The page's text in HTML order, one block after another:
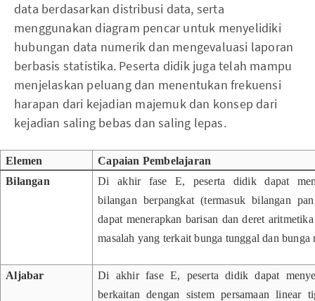
data berdasarkan distribusi data, serta
menggunakan diagram pencar untuk menyelidiki
hubungan data numerik dan mengevaluasi laporan
berbasis statistika. Peserta didik juga telah mampu
menjelaskan peluang dan menentukan frekuensi
harapan dari kejadian majemuk dan konsep dari
kejadian saling bebas dan saling lepas.
Elemen
Capaian Pembelajaran
Bilangan
Di akhir fase E, peserta didik dapat
bilangan berpangkat (termasuk bilangan
dapat menerapkan barisan dan deret
masalah yang terkait bunga tunggal dan
Aljabar
Di akhir fase E, peserta didik dapat
berkaitan dengan sistem persamaan linear